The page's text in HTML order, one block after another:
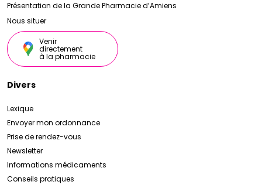
Présentation de la Grande Pharmacie d’Amiens
Nous situer
Venir
directement
à la pharmacie
Divers
Lexique
Envoyer mon ordonnance
Prise de rendez-vous
Newsletter
Informations médicaments
Conseils pratiques